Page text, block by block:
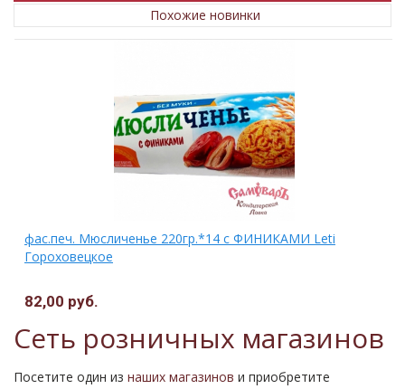
Похожие новинки
фас.печ. Мюсличенье 220гр.*14 с ФИНИКАМИ Leti
Гороховецкое
82,00 руб.
Сеть розничных магазинов
Посетите один из наших магазинов и приобретите